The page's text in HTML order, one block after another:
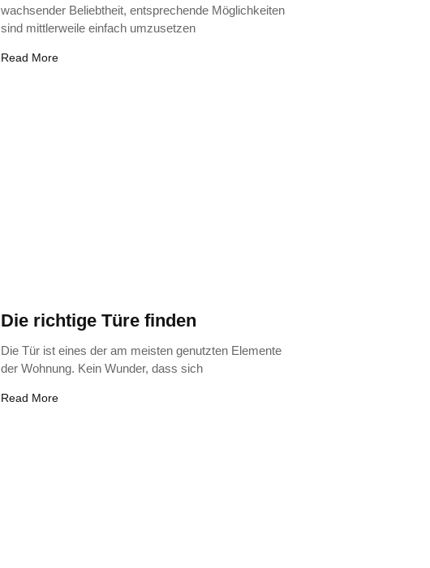
wachsender Beliebtheit, entsprechende Möglichkeiten
sind mittlerweile einfach umzusetzen
Read More
Die richtige Türe finden
Die Tür ist eines der am meisten genutzten Elemente
der Wohnung. Kein Wunder, dass sich
Read More